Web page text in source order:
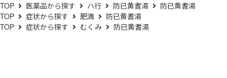
TOP 医薬品から探す ハ行 防已黄耆湯
防已黄耆湯
TOP
症状から探す 肥満
防已黄耆湯
TOP
症状から探す むくみ 防已黄耆湯